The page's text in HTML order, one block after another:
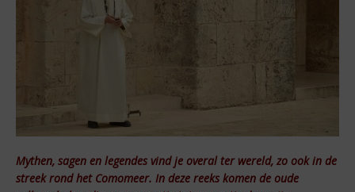
Mythen, sagen en legendes vind je overal ter wereld, zo ook in de
streek rond het Comomeer. In deze reeks komen de oude